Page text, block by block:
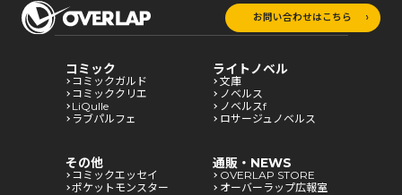
お問い合わせはこちら
コミック
コミックガルド
コミッククリエ
LiQulle
ラブパルフェ
ライトノベル
文庫
ノベルス
ノベルスf
ロサージュノベルス
その他
コミックエッセイ
ポケットモンスター
通販・NEWS
OVERLAP STORE
オーバーラップ広報室